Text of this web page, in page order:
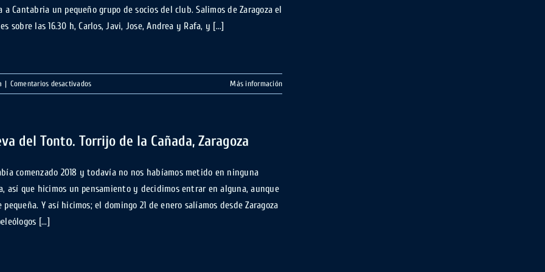
a Cantabria un pequeño grupo de socios del club. Salimos de Zaragoza el
sobre las 16.30 h, Carlos, Javi, Jose, Andrea y Rafa, y [...]
| Comentarios desactivadosen
Travesías
y
Vallina-
Arredondo,
Cantabria
Más información
del Tonto. Torrijo de la Cañada, Zaragoza
comenzado 2018 y todavía no nos habíamos metido en ninguna
así que hicimos un pensamiento y decidimos entrar en alguna, aunque
pequeña. Y así hicimos; el domingo 21 de enero salíamos desde Zaragoza
[...]